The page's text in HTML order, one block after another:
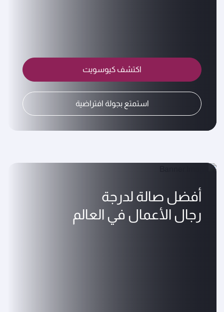
اكتشف كيوسويت
استمتع بجولة افتراضية
أفضل صالة لدرجة
رجال الأعمال في العالم